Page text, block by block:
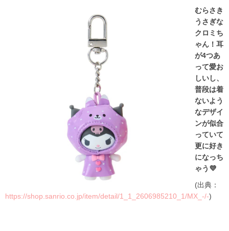
むらさき
うさぎな
クロミち
ゃん！耳
が4つあ
って愛お
しいし、
普段は着
ないよう
なデザイ
ンが似合
っていて
更に好き
になっち
ゃう💜
(出典：
https://shop.sanrio.co.jp/item/detail/1_1_2606985210_1/MX_-/-)